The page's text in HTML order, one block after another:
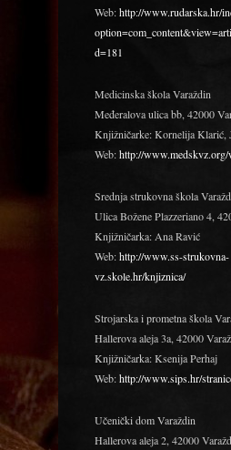
Web:http://www.rudarska.hr/
d=181
Medicinska škola Varaždin
Međeralova ulica bb, 42000
Knjižničarke: Kornelija Klarić,
Web:http://
Srednja strukovna škola
Ulica Božene Plazzeriano 4,
Knjižničarka: Ana Ravić
Web:http://www.ss-strukovna-
vz.skole.hr/knjiznica/
Strojarska i prometna škola
Hallerova aleja 3a, 42000
Knjižničarka: Ksenija Perhaj
Web:http://www.sips.hr/
Učenički dom Varaždin
Hallerova aleja 2, 42000